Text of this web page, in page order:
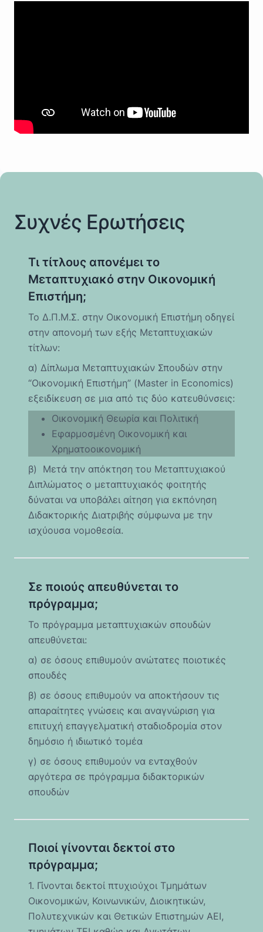
Συχνές Ερωτήσεις
Τι τίτλους απονέμει το
Μεταπτυχιακό στην Οικονομική
Επιστήμη;
Το Δ.Π.Μ.Σ. στην Οικονομική Επιστήμη οδηγεί
στην απονομή των εξής Μεταπτυχιακών
τίτλων:
α) Δίπλωμα Μεταπτυχιακών Σπουδών στην
“Οικονομική Επιστήμη” (Master in Economics)
εξειδίκευση σε μια από τις δύο κατευθύνσεις:
Οικονομική Θεωρία και Πολιτική
Εφαρμοσμένη Οικονομική και
Χρηματοοικονομική
β) Μετά την απόκτηση του Μεταπτυχιακού
Διπλώματος ο μεταπτυχιακός φοιτητής
δύναται να υποβάλει αίτηση για εκπόνηση
Διδακτορικής Διατριβής σύμφωνα με την
ισχύουσα νομοθεσία.
Σε ποιούς απευθύνεται το
πρόγραμμα;
Το πρόγραμμα μεταπτυχιακών σπουδών
απευθύνεται:
α) σε όσους επιθυμούν ανώτατες ποιοτικές
σπουδές
β) σε όσους επιθυμούν να αποκτήσουν τις
απαραίτητες γνώσεις και αναγνώριση για
επιτυχή επαγγελματική σταδιοδρομία στον
δημόσιο ή ιδιωτικό τομέα
γ) σε όσους επιθυμούν να ενταχθούν
αργότερα σε πρόγραμμα διδακτορικών
σπουδών
Ποιοί γίνονται δεκτοί στο
πρόγραμμα;
1. Γίνονται δεκτοί πτυχιούχοι Τμημάτων
Οικονομικών, Κοινωνικών, Διοικητικών,
Πολυτεχνικών και Θετικών Επιστημών ΑΕΙ,